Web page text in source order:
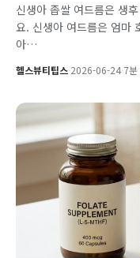
신생아 좁쌀 여드름은 생
요. 신생아 여드름은 엄마
아…
헬스뷰티팁스·2026-06-24·7분